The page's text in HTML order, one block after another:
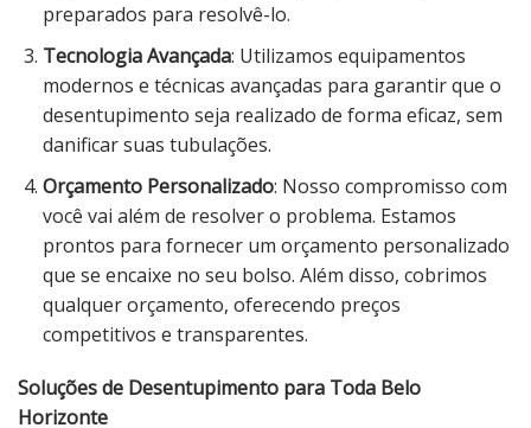
preparados para resolvê-lo.
Tecnologia Avançada: Utilizamos equipamentos
modernos e técnicas avançadas para garantir que o
desentupimento seja realizado de forma eficaz, sem
danificar suas tubulações.
Orçamento Personalizado: Nosso compromisso com
você vai além de resolver o problema. Estamos
prontos para fornecer um orçamento personalizado
que se encaixe no seu bolso. Além disso, cobrimos
qualquer orçamento, oferecendo preços
competitivos e transparentes.
Soluções de Desentupimento para Toda Belo
Horizonte